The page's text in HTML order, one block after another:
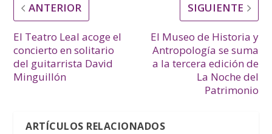
ANTERIOR
El Teatro Leal acoge el
concierto en solitario
del guitarrista David
Minguillón
SIGUIENTE
El Museo de Historia y
Antropología se suma
a la tercera edición de
La Noche del
Patrimonio
ARTÍCULOS RELACIONADOS